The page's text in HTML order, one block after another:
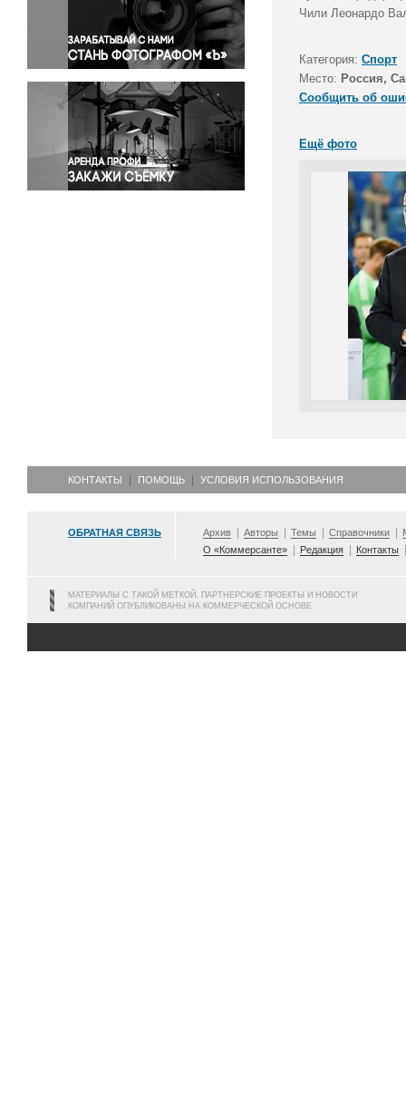
Правосудие
Происшествия и конфликты
Религия
Светская жизнь
Спорт
Экология
Экономика и бизнес
Чили Леонардо
Категория: Спорт
Место: Россия,
Сообщить об
Ещё фото
КОНТАКТЫ ПОМОЩЬ УСЛОВИЯ ИСПОЛЬЗОВАНИЯ
ОБРАТНАЯ СВЯЗЬ Архив Авторы Темы Справочники
О «Коммерсанте»
Редакция Контакты
МАТЕРИАЛЫ С ТАКОЙ МЕТКОЙ, ПАРТНЕРСКИЕ ПРОЕКТЫ И НОВОСТИ
КОМПАНИЙ ОПУБЛИКОВАНЫ НА КОММЕРЧЕСКОЙ ОСНОВЕ